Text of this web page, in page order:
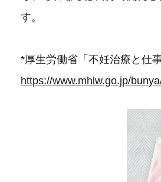
す。
*厚生労働省「不妊治療と仕
https://www.mhlw.go.jp/